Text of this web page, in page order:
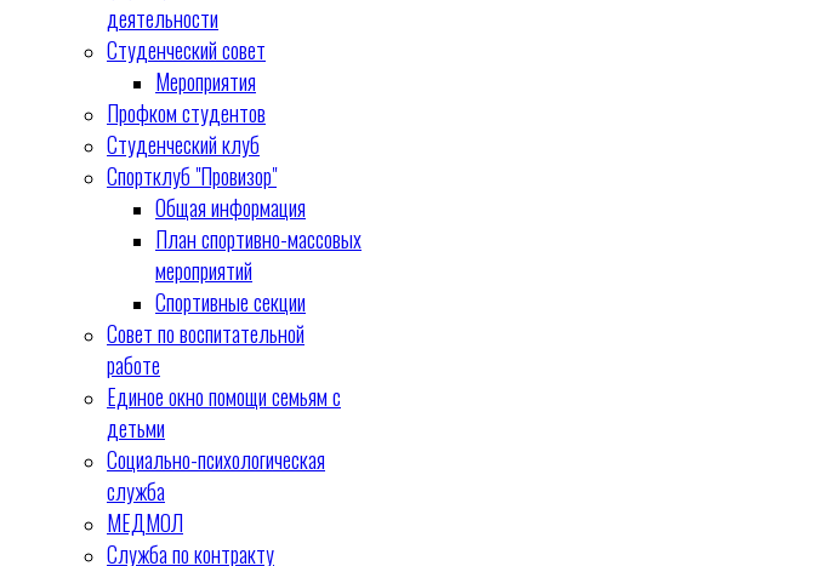
деятельности
Студенческий совет
Мероприятия
Профком студентов
Студенческий клуб
Спортклуб "Провизор"
Общая информация
План спортивно-массовых
мероприятий
Спортивные секции
Совет по воспитательной
работе
Единое окно помощи семьям с
детьми
Социально-психологическая
служба
МЕДМОЛ
Служба по контракту